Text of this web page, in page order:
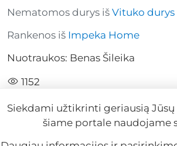
Nematomos durys iš Vituko durys
Rankenos iš Impeka Home
Nuotraukos: Benas Šileika
1152
Siekdami užtikrinti geriausią
šiame portale naudojame